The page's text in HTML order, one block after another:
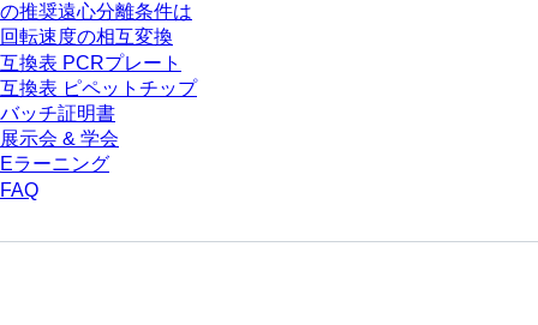
の推奨遠心分離条件は
回転速度の相互変換
互換表 PCRプレート
互換表 ピペットチップ
バッチ証明書
展示会 & 学会
Eラーニング
FAQ